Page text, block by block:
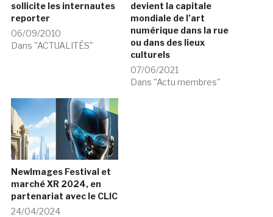
sollicite les internautes
reporter
06/09/2010
Dans "ACTUALITÉS"
devient la capitale
mondiale de l’art
numérique dans la rue
ou dans des lieux
culturels
07/06/2021
Dans "Actu membres"
NewImages Festival et
marché XR 2024, en
partenariat avec le CLIC
24/04/2024